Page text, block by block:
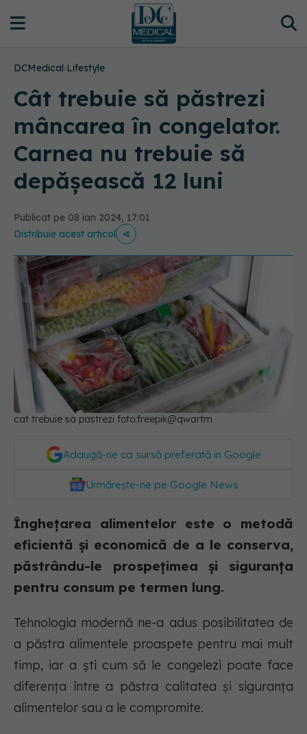
DCMedical›Lifestyle
Cât trebuie să păstrezi
mâncarea în congelator.
Carnea nu trebuie să
depășească 12 luni
Publicat pe 08 ian 2024, 17:01
Distribuie acest articol
cat trebuie sa pastrezi foto:freepik@qwartm
Adaugă-ne ca sursă preferată în Google
Urmărește-ne pe Google News
Înghețarea alimentelor este o metodă
eficientă și economică de a le conserva,
păstrându-le prospețimea și siguranța
pentru consum pe termen lung.
Tehnologia modernă ne-a adus posibilitatea de
a păstra alimentele proaspete pentru mai mult
timp, iar a ști cum să le congelezi poate face
diferența între a păstra calitatea și siguranța
alimentelor sau a le compromite.